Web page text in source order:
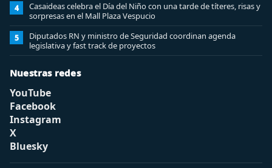
4
Casaideas celebra el Día del Niño con una tarde de títeres, risas y
sorpresas en el Mall Plaza Vespucio
5
Diputados RN y ministro de Seguridad coordinan agenda
legislativa y fast track de proyectos
Nuestras redes
YouTube
Facebook
Instagram
X
Bluesky